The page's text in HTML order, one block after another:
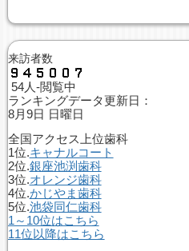
来訪者数
54人-閲覧中
ランキングデータ更新日：
8月9日 日曜日
全国アクセス上位歯科
1位.キャナルコート
2位.銀座池渕歯科
3位.オレンジ歯科
4位.かじやま歯科
5位.池袋同仁歯科
1～10位はこちら
11位以降はこちら